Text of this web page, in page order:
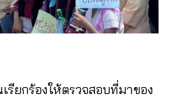
ยกร้องให้ตรวจสอบที่มาของ